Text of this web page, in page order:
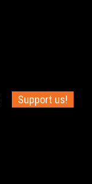
Support us!